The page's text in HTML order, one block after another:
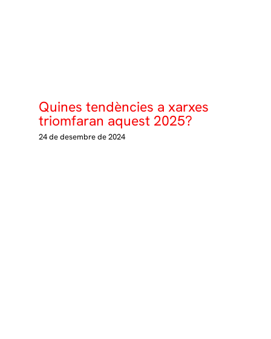
Quines tendències a xarxes
triomfaran aquest 2025?
24 de desembre de 2024